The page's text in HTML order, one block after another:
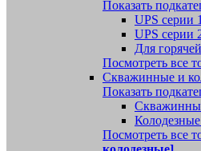
Показать
UPS серии
UPS серии
Для
Посмотреть все
Скважинные и
Показать
Посмотреть все